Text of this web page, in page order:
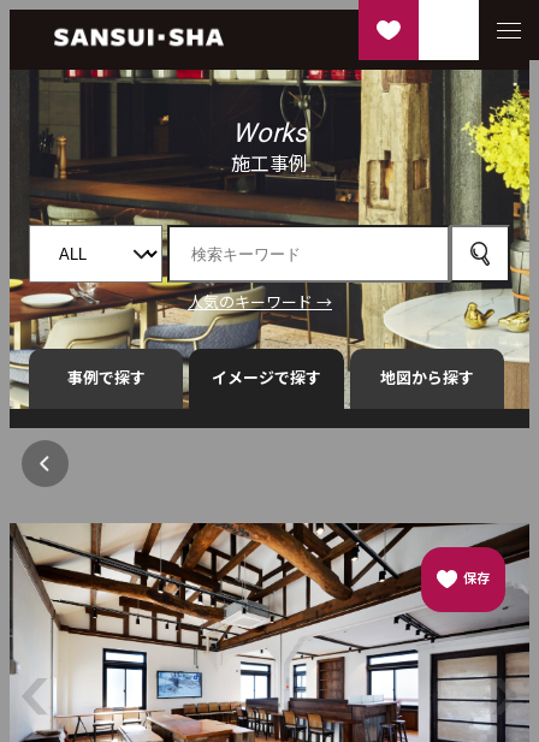
Works
施工事例
人気のキーワード →
事例で探す イメージで探す 地図から探す
保存